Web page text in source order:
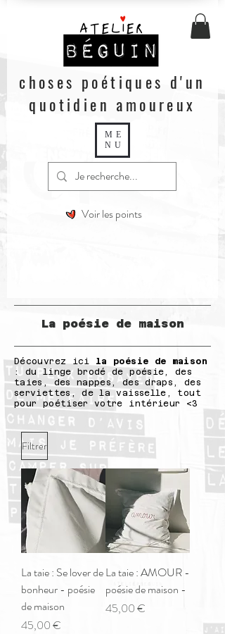
ME
NU
choses poétiques d'un
quotidien amoureux
Voir les points
La poésie de maison
Découvrez ici la poésie de maison
: du linge brodé de poésie, des
taies, des nappes, des draps, des
serviettes, de la vaisselle, tout
pour poétiser votre intérieur <3
Filtrer
La taie : Se lover de
bonheur - poésie
de maison
Prix
45,00 €
La taie : AMOUR -
poésie de maison -
Prix
45,00 €